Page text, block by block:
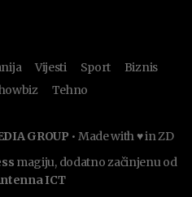
Vijesti Sport
Biznis
Tehno
GROUP • Made with ♥ in ZD
magiju, dodatno začinjenu od
ICT